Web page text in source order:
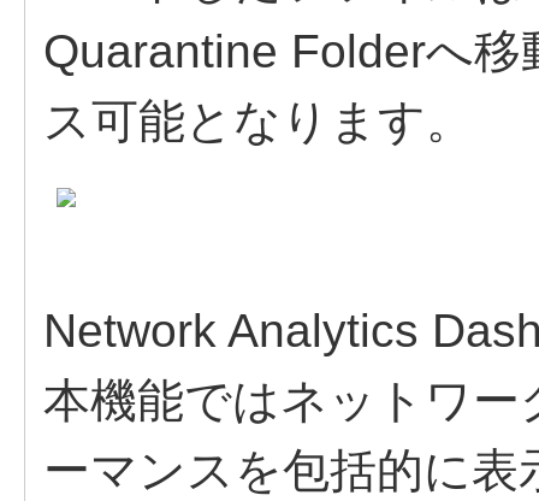
Quarantine Folderへ
ス可能となります。
Network Analytics
本機能ではネットワ
ーマンスを包括的に表